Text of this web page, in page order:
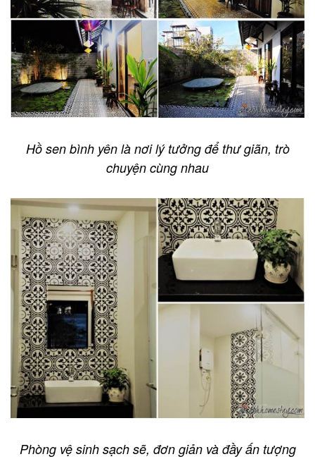
Hồ sen bình yên là nơi lý tưởng để thư giãn, trò
chuyện cùng nhau
Phòng vệ sinh sạch sẽ, đơn giản và đầy ấn tượng